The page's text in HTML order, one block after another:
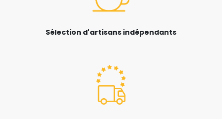
Sélection d'artisans indépendants